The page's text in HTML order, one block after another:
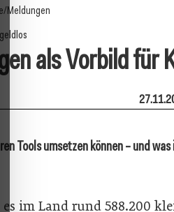
/Meldungen
als Vorbild für
Tools umsetzen können – und was
im Land rund 588.200